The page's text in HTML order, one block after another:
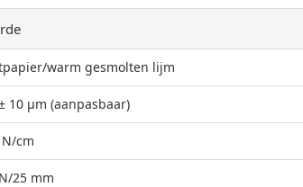
warm gesmolten lijm
10 μm (aanpasbaar)
cm
25 mm